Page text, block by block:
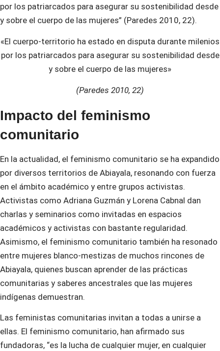
por los patriarcados para asegurar su sostenibilidad desde
y sobre el cuerpo de las mujeres” (Paredes 2010, 22).
«El cuerpo-territorio ha estado en disputa durante milenios
por los patriarcados para asegurar su sostenibilidad desde
y sobre el cuerpo de las mujeres»
(Paredes 2010, 22)
Impacto del feminismo
comunitario
En la actualidad, el feminismo comunitario se ha expandido
por diversos territorios de Abiayala, resonando con fuerza
en el ámbito académico y entre grupos activistas.
Activistas como Adriana Guzmán y Lorena Cabnal dan
charlas y seminarios como invitadas en espacios
académicos y activistas con bastante regularidad.
Asimismo, el feminismo comunitario también ha resonado
entre mujeres blanco-mestizas de muchos rincones de
Abiayala, quienes buscan aprender de las prácticas
comunitarias y saberes ancestrales que las mujeres
indígenas demuestran.
Las feministas comunitarias invitan a todas a unirse a
ellas. El feminismo comunitario, han afirmado sus
fundadoras, “es la lucha de cualquier mujer, en cualquier